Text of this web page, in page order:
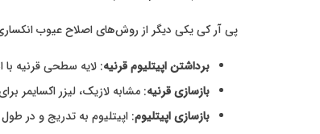
پی آر کی یکی دیگر از روش‌های اصلاح عیوب
برداشتن اپیتلیوم قرنیه: لایه سطحی قرنیه با
بازسازی قرنیه: مشابه لازیک، لیزر اکسایمر
بازسازی اپیتلیوم: اپیتلیوم به تدریج و در